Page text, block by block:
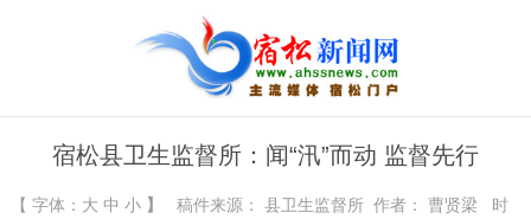
宿松县卫生监督所：闻“汛”而动 监督先行
【 字体： 大 中 小】 稿件来源： 县卫生监督所作者： 曹贤梁 时